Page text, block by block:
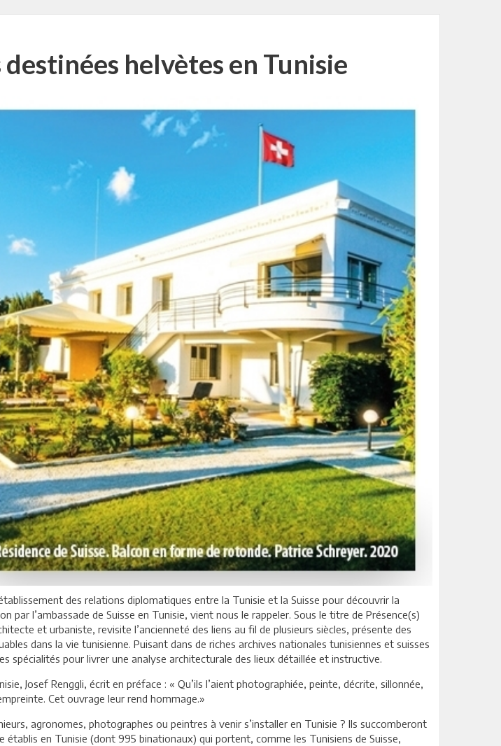
destinées helvètes en Tunisie
des relations diplomatiques entre la Tunisie et la Suisse pour découvrir la
par l’ambassade de Suisse en Tunisie, vient nous le rappeler. Sous le titre de Présence(s)
et urbaniste, revisite l’ancienneté des liens au fil de plusieurs siècles, présente des
dans la vie tunisienne. Puisant dans de riches archives nationales tunisiennes et suisses
spécialités pour livrer une analyse architecturale des lieux détaillée et instructive.
Josef Renggli, écrit en préface : « Qu’ils l’aient photographiée, peinte, décrite, sillonnée,
Cet ouvrage leur rend hommage.»
agronomes, photographes ou peintres à venir s’installer en Tunisie ? Ils succomberont
en Tunisie (dont 995 binationaux) qui portent, comme les Tunisiens de Suisse,